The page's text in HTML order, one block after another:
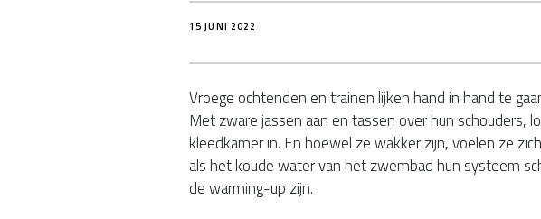
15 JUNI 2022
Vroege ochtenden en trainen lijken hand in hand te
Met zware jassen aan en tassen over hun schouders,
kleedkamer in. En hoewel ze wakker zijn, voelen ze
als het koude water van het zwembad hun systeem
de warming-up zijn.